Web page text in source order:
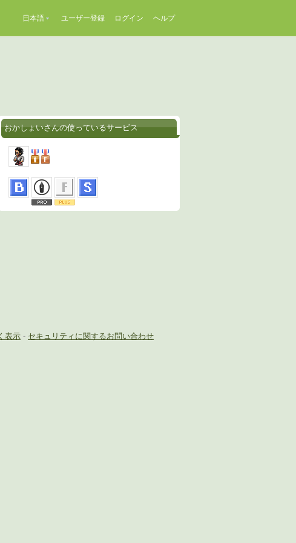
日本語 ユーザー登録 ログイン ヘルプ
おかしょいさんの使っているサービス
表示 - セキュリティに関するお問い合わせ